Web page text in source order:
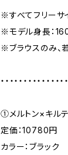
※すべてフリーサ
※モデル身長：
※ブラウスのみ、
・・・・・・・・・・・・・・
①メルトン×キル
定価：10780円
カラー：ブラック